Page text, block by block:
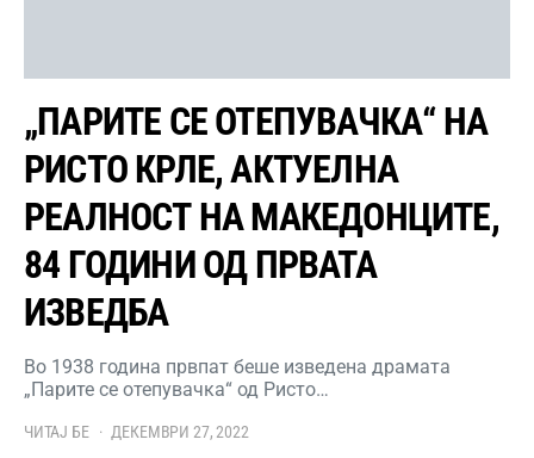
„ПАРИТЕ СЕ ОТЕПУВАЧКА“ НА
РИСТО КРЛЕ, АКТУЕЛНА
РЕАЛНОСТ НА МАКЕДОНЦИТЕ,
84 ГОДИНИ ОД ПРВАТА
ИЗВЕДБА
Во 1938 година првпат беше изведена драмата
„Парите се отепувачка“ од Ристо…
ЧИТАЈ БЕ ДЕКЕМВРИ 27, 2022